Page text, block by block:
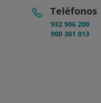
Teléfonos
932 906 200
900 301 013